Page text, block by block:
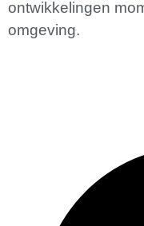
ontwikkelingen
omgeving.